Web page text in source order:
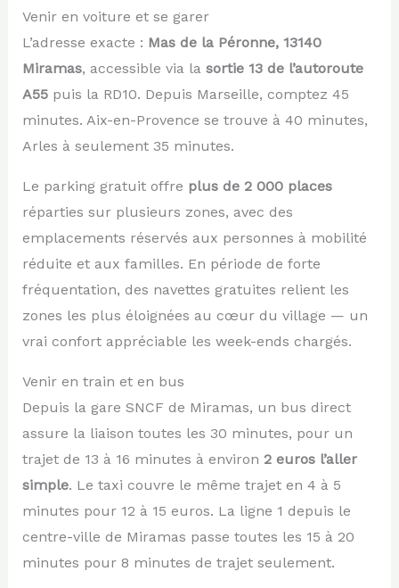
Venir en voiture et se garer
L’adresse exacte : Mas de la Péronne, 13140
Miramas, accessible via la sortie 13 de l’autoroute
A55puis la RD10. Depuis Marseille, comptez 45
minutes. Aix-en-Provence se trouve à 40 minutes,
Arles à seulement 35 minutes.
Le parking gratuit offre plus de 2 000 places
réparties sur plusieurs zones, avec des
emplacements réservés aux personnes à mobilité
réduite et aux familles. En période de forte
fréquentation, des navettes gratuites relient les
zones les plus éloignées au cœur du village — un
vrai confort appréciable les week-ends chargés.
Venir en train et en bus
Depuis la gare SNCF de Miramas, un bus direct
assure la liaison toutes les 30 minutes, pour un
trajet de 13 à 16 minutes à environ 2 euros l’aller
simple. Le taxi couvre le même trajet en 4 à 5
minutes pour 12 à 15 euros. La ligne 1 depuis le
centre-ville de Miramas passe toutes les 15 à 20
minutes pour 8 minutes de trajet seulement.